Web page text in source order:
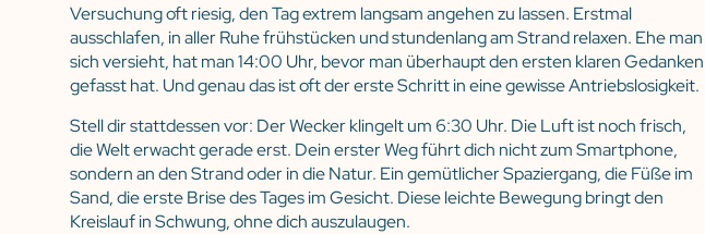
Versuchung oft riesig, den Tag extrem langsam angehen zu lassen. Erstmal
ausschlafen, in aller Ruhe frühstücken und stundenlang am Strand relaxen. Ehe man
sich versieht, hat man 14:00 Uhr, bevor man überhaupt den ersten klaren Gedanken
gefasst hat. Und genau das ist oft der erste Schritt in eine gewisse Antriebslosigkeit.
Stell dir stattdessen vor: Der Wecker klingelt um 6:30 Uhr. Die Luft ist noch frisch,
die Welt erwacht gerade erst. Dein erster Weg führt dich nicht zum Smartphone,
sondern an den Strand oder in die Natur. Ein gemütlicher Spaziergang, die Füße im
Sand, die erste Brise des Tages im Gesicht. Diese leichte Bewegung bringt den
Kreislauf in Schwung, ohne dich auszulaugen.